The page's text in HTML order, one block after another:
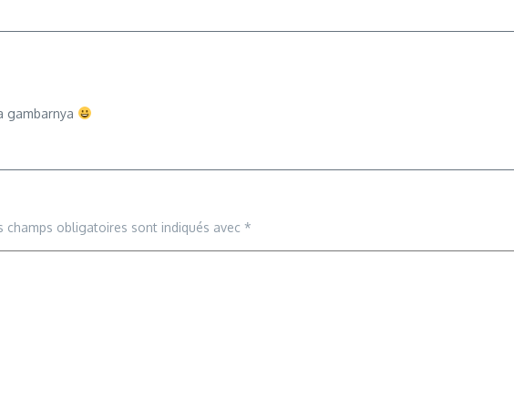
gambarnya
champs obligatoires sont indiqués avec *